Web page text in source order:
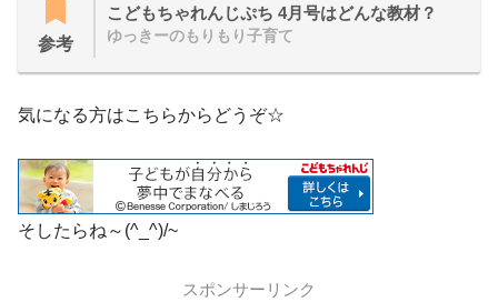
参考
こどもちゃれんじぷち 4月号はどんな教材？
ゆっきーのもりもり子育て
気になる方はこちらからどうぞ☆
そしたらね～(^_^)/~
スポンサーリンク